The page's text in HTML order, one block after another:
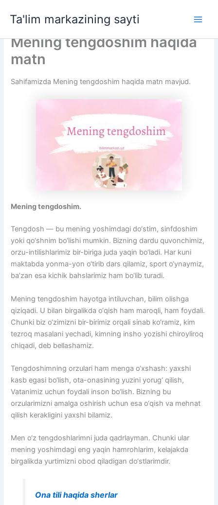
Ta'lim markazining sayti
Mening tengdoshim haqida
matn
Sahifamizda Mening tengdoshim haqida matn mavjud.
Mening tengdoshim.
Tengdosh — bu mening yoshimdagi do‘stim, sinfdoshim
yoki qo‘shnim bo‘lishi mumkin. Bizning dardu quvonchimiz,
orzu-intilishlarimiz bir-biriga juda yaqin bo‘ladi. Har kuni
maktabda yonma-yon o‘tirib dars qilamiz, sport o‘ynaymiz,
ba’zan esa kichik bahslarimiz ham bo‘lib turadi.
Mening tengdoshim hayotga intiluvchan, bilim olishga
qiziqadi. U bilan birgalikda o‘qish ham maroqli, ham foydali.
Chunki biz o‘zimizni bir-birimiz orqali sinab ko‘ramiz, kim
tezroq masalani yechadi, kimning insho yozishi chiroyliroq
chiqadi, deb bellashamiz.
Tengdoshimning orzulari ham menga o‘xshash: yaxshi
kasb egasi bo‘lish, ota-onasining yuzini yorug‘ qilish,
Vatanimiz uchun foydali inson bo‘lish. Bizning bu
orzularimizni amalga oshirish uchun esa o‘qish va mehnat
qilish kerakligini yaxshi bilamiz.
Men o‘z tengdoshlarimni juda qadrlayman. Chunki ular
mening yoshimdagi eng yaqin hamrohlarim, kelajakda
birgalikda yurtimizni obod qiladigan do‘stlarimdir.
Ona tili haqida sherlar